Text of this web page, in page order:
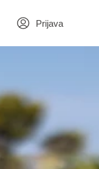
Prijava